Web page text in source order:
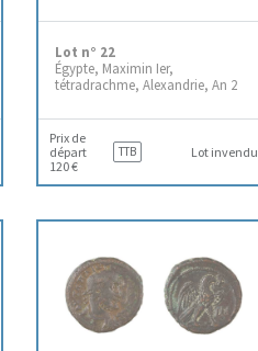
Lot n° 22
Égypte, Maximin Ier,
tétradrachme, Alexandrie, An 2
Prix de
départ
120 €
TTB Lot invendu